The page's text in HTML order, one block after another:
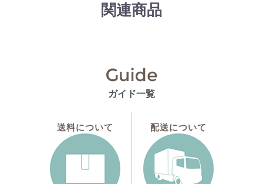
関連商品
ガイド一覧
送料について 配送について